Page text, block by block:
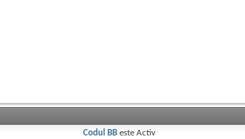
Codul BB esteActiv